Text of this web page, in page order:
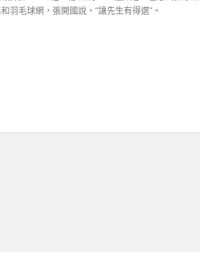
羽毛球網，張開國說，“讓先生有得選”。